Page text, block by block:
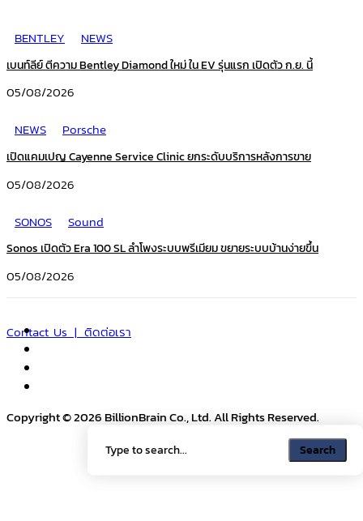
Search
Search
BENTLEY NEWS
เบนท์ลีย์ ตีความ Bentley Diamond ใหม่ ใน EV รุ่นแรก เปิดตัว ก.ย. นี้
05/08/2026
NEWS
Porsche
เปิดแคมเปญ Cayenne Service Clinic ยกระดับบริการหลังการขาย
05/08/2026
SONOS
Sound
Sonos เปิดตัว Era 100 SL ลำโพงระบบพรีเมียม ขยายระบบบ้านง่ายขึ้น
05/08/2026
Contact Us | ติดต่อเรา
Copyright © 2026 BillionBrain Co., Ltd. All Rights Reserved.